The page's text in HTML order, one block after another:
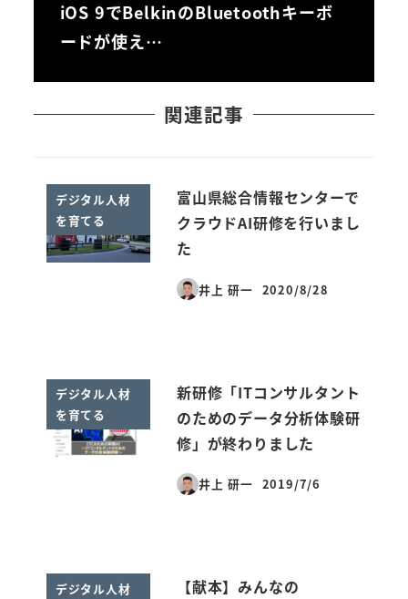
iOS 9でBelkinのBluetoothキーボ
ードが使え…
関連記事
デジタル人材
を育てる
富山県総合情報センターで
クラウドAI研修を行いまし
た
井上 研一
投稿日
2020/8/28
デジタル人材
を育てる
新研修「ITコンサルタント
のためのデータ分析体験研
修」が終わりました
井上 研一
投稿日
2019/7/6
デジタル人材
【献本】みんなの